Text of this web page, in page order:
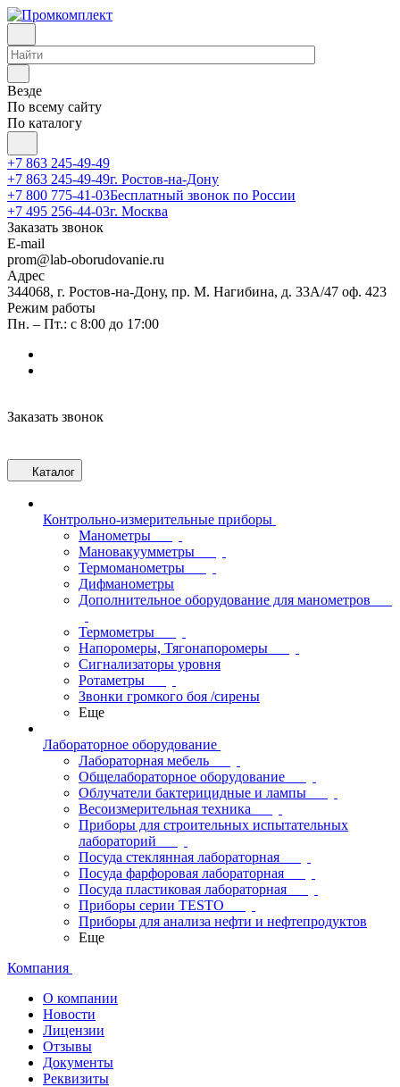
Везде
По всему сайту
По каталогу
+7 863 245-49-49
+7 863 245-49-49г. Ростов-на-Дону
+7 800 775-41-03Бесплатный звонок по России
+7 495 256-44-03г. Москва
Заказать звонок
E-mail
prom@lab-oborudovanie.ru
Адрес
344068, г. Ростов-на-Дону, пр. М. Нагибина, д. 33А/47 оф. 423
Режим работы
Пн. – Пт.: с 8:00 до 17:00
Заказать звонок
Каталог
Контрольно-измерительные приборы
Манометры
Мановакуумметры
Термоманометры
Дифманометры
Дополнительное оборудование для манометров
Термометры
Напоромеры, Тягонапоромеры
Сигнализаторы уровня
Ротаметры
Звонки громкого боя /сирены
Еще
Лабораторное оборудование
Лабораторная мебель
Общелабораторное оборудование
Облучатели бактерицидные и лампы
Весоизмерительная техника
Приборы для строительных испытательных
лабораторий
Посуда стеклянная лабораторная
Посуда фарфоровая лабораторная
Посуда пластиковая лабораторная
Приборы серии TESTO
Приборы для анализа нефти и нефтепродуктов
Еще
Компания
О компании
Новости
Лицензии
Отзывы
Документы
Реквизиты